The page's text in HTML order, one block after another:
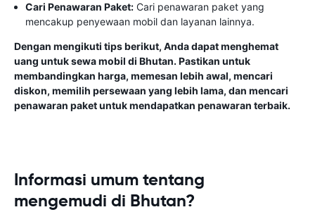
Cari Penawaran Paket: Cari penawaran paket yang
mencakup penyewaan mobil dan layanan lainnya.
Dengan mengikuti tips berikut, Anda dapat menghemat
uang untuk sewa mobil di Bhutan. Pastikan untuk
membandingkan harga, memesan lebih awal, mencari
diskon, memilih persewaan yang lebih lama, dan mencari
penawaran paket untuk mendapatkan penawaran terbaik.
Informasi umum tentang
mengemudi di Bhutan?